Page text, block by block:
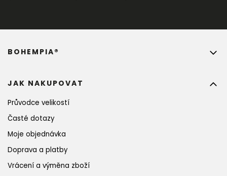
JAK NAKUPOVAT
Průvodce velikostí
Časté dotazy
Moje objednávka
Doprava a platby
Vrácení a výměna zboží
BOHEMPIA®